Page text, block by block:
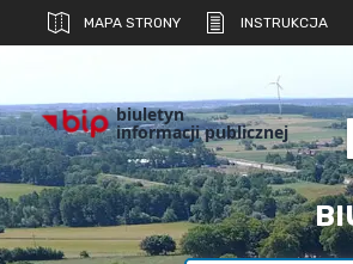
MAPA STRONY INSTRUKCJA
biuletyn
informacji publicznej